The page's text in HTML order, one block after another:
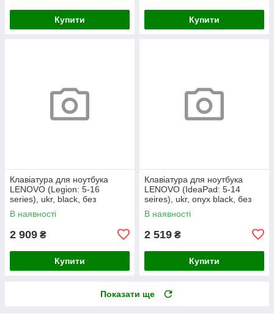
Купити Купити
Клавіатура для ноутбука
LENOVO (Legion: 5-16
series), ukr, black, без
фрейма, підсвічування
клавіш
В наявності
2 909 ₴
Купити
Клавіатура для ноутбука
LENOVO (IdeaPad: 5-14
seires), ukr, onyx black, без
фрейму, підсвічування клавіш
(copilot)
В наявності
2 519 ₴
Купити
Показати ще